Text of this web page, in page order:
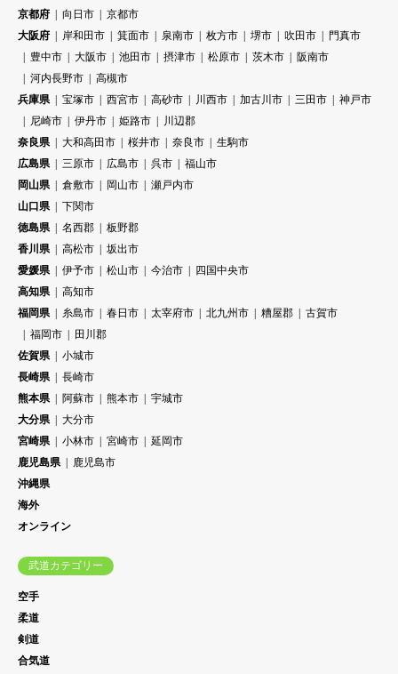
京都府
向日市
京都市
大阪府
岸和田市 箕面市 泉南市 枚方市 堺市 吹田市
門真市
豊中市
大阪市 池田市 摂津市 松原市 茨木市
阪南市
河内長野市
高槻市
兵庫県
宝塚市 西宮市 高砂市 川西市 加古川市 三田市
神戸市
尼崎市
伊丹市 姫路市
川辺郡
奈良県
大和高田市 桜井市 奈良市
生駒市
広島県
三原市 広島市 呉市
福山市
岡山県
倉敷市 岡山市
瀬戸内市
山口県
下関市
徳島県
名西郡
板野郡
香川県
高松市
坂出市
愛媛県
伊予市 松山市 今治市
四国中央市
高知県
高知市
福岡県
糸島市 春日市 太宰府市 北九州市 糟屋郡
古賀市
福岡市
田川郡
佐賀県
小城市
長崎県
長崎市
熊本県
阿蘇市 熊本市
宇城市
大分県
大分市
宮崎県
小林市 宮崎市
延岡市
鹿児島県
鹿児島市
沖縄県
海外
オンライン
武道カテゴリー
空手
柔道
剣道
合気道